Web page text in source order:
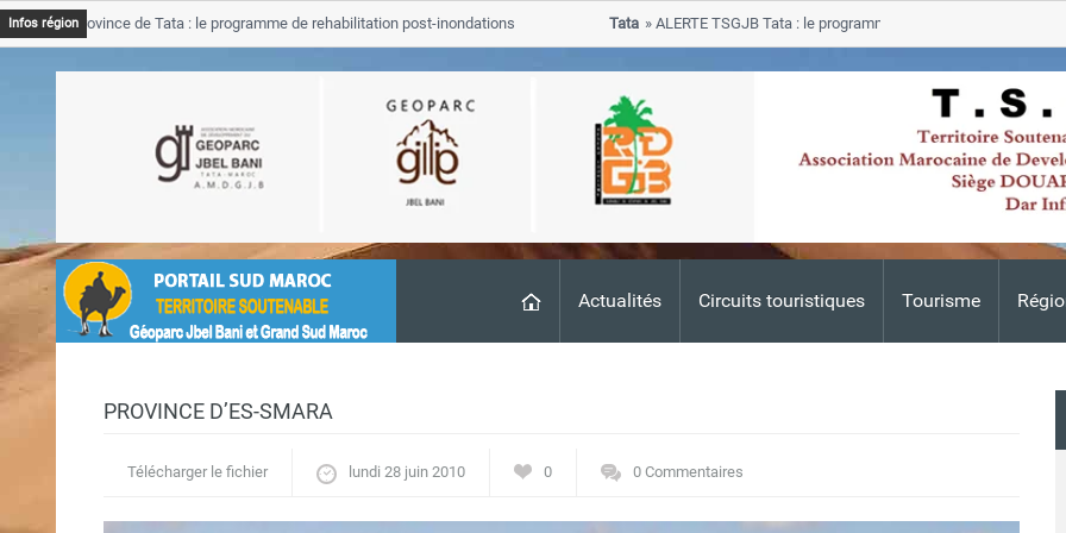
Actualités Circuits touristiques Tourisme
Infos régionProvince de Tata : le programme de rehabilitation post-inondations
ALERTE TSGJB Tata : le programme de rehabilitation post-
progresse dans les zones sinistrees
PROVINCE D’ES-SMARA
Télécharger le fichier lundi 28 juin 2010 0 0 Commentaires